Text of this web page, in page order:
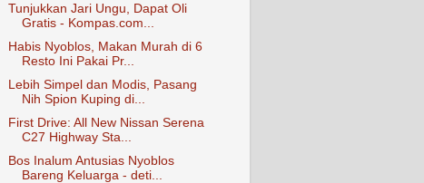
Tunjukkan Jari Ungu, Dapat Oli
Gratis - Kompas.com...
Habis Nyoblos, Makan Murah di 6
Resto Ini Pakai Pr...
Lebih Simpel dan Modis, Pasang
Nih Spion Kuping di...
First Drive: All New Nissan Serena
C27 Highway Sta...
Bos Inalum Antusias Nyoblos
Bareng Keluarga - deti...